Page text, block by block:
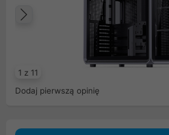
1 z 11
Poprzedni
Dodaj pierwszą opinię